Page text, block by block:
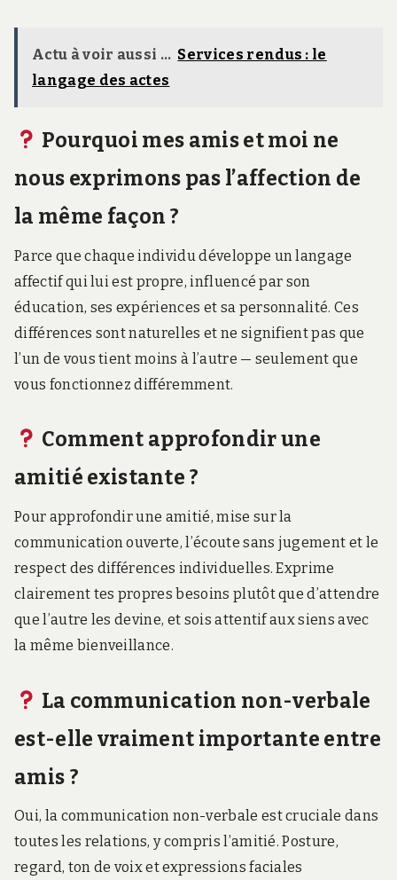
Actu à voir aussi ... Services rendus : le
langage des actes
Pourquoi mes amis et moi ne
nous exprimons pas l’affection de
la même façon ?
Parce que chaque individu développe un langage
affectif qui lui est propre, influencé par son
éducation, ses expériences et sa personnalité. Ces
différences sont naturelles et ne signifient pas que
l’un de vous tient moins à l’autre — seulement que
vous fonctionnez différemment.
Comment approfondir une
amitié existante ?
Pour approfondir une amitié, mise sur la
communication ouverte, l’écoute sans jugement et le
respect des différences individuelles. Exprime
clairement tes propres besoins plutôt que d’attendre
que l’autre les devine, et sois attentif aux siens avec
la même bienveillance.
La communication non-verbale
est-elle vraiment importante entre
amis ?
Oui, la communication non-verbale est cruciale dans
toutes les relations, y compris l’amitié. Posture,
regard, ton de voix et expressions faciales